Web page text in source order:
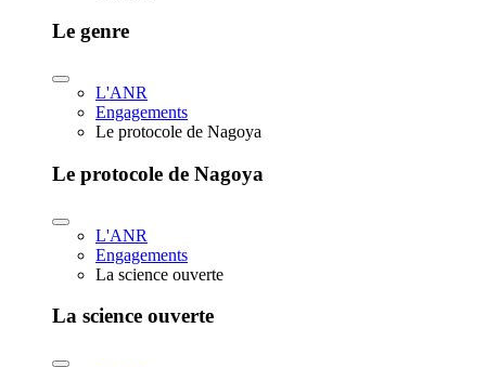
Le genre
L'ANR
Engagements
Le protocole de Nagoya
Le protocole de Nagoya
L'ANR
Engagements
La science ouverte
La science ouverte